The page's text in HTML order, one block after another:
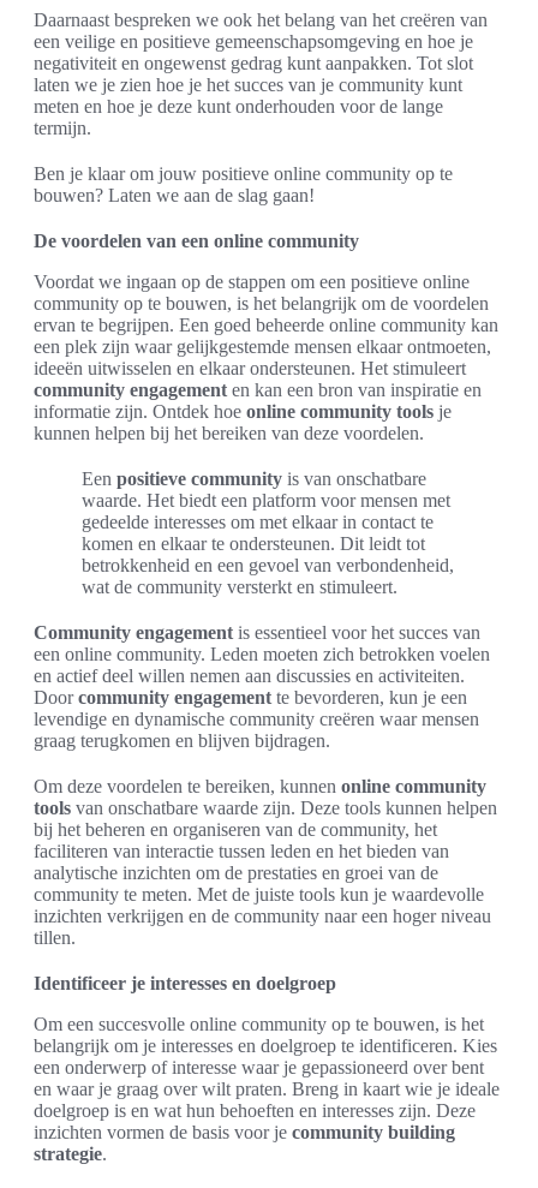
Daarnaast bespreken we ook het belang van het creëren van
een veilige en positieve gemeenschapsomgeving en hoe je
negativiteit en ongewenst gedrag kunt aanpakken. Tot slot
laten we je zien hoe je het succes van je community kunt
meten en hoe je deze kunt onderhouden voor de lange
termijn.
Ben je klaar om jouw positieve online community op te
bouwen? Laten we aan de slag gaan!
De voordelen van een online community
Voordat we ingaan op de stappen om een positieve online
community op te bouwen, is het belangrijk om de voordelen
ervan te begrijpen. Een goed beheerde online community kan
een plek zijn waar gelijkgestemde mensen elkaar ontmoeten,
ideeën uitwisselen en elkaar ondersteunen. Het stimuleert
community engagement en kan een bron van inspiratie en
informatie zijn. Ontdek hoe online community tools je
kunnen helpen bij het bereiken van deze voordelen.
Een positieve community is van onschatbare
waarde. Het biedt een platform voor mensen met
gedeelde interesses om met elkaar in contact te
komen en elkaar te ondersteunen. Dit leidt tot
betrokkenheid en een gevoel van verbondenheid,
wat de community versterkt en stimuleert.
Community engagement is essentieel voor het succes van
een online community. Leden moeten zich betrokken voelen
en actief deel willen nemen aan discussies en activiteiten.
Doorcommunity engagement te bevorderen, kun je een
levendige en dynamische community creëren waar mensen
graag terugkomen en blijven bijdragen.
Om deze voordelen te bereiken, kunnen online community
tools van onschatbare waarde zijn. Deze tools kunnen helpen
bij het beheren en organiseren van de community, het
faciliteren van interactie tussen leden en het bieden van
analytische inzichten om de prestaties en groei van de
community te meten. Met de juiste tools kun je waardevolle
inzichten verkrijgen en de community naar een hoger niveau
tillen.
Identificeer je interesses en doelgroep
Om een succesvolle online community op te bouwen, is het
belangrijk om je interesses en doelgroep te identificeren. Kies
een onderwerp of interesse waar je gepassioneerd over bent
en waar je graag over wilt praten. Breng in kaart wie je ideale
doelgroep is en wat hun behoeften en interesses zijn. Deze
inzichten vormen de basis voor je community building
strategie.